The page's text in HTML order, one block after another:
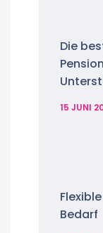
Die
15 JUNI
Bedarf